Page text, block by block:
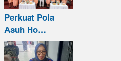
Perkuat Pola
Asuh Ho…